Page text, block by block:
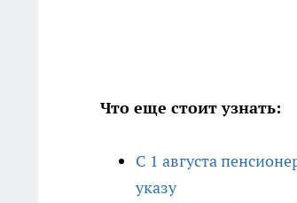
Что еще стоит узнать:
С 1 августа
указу